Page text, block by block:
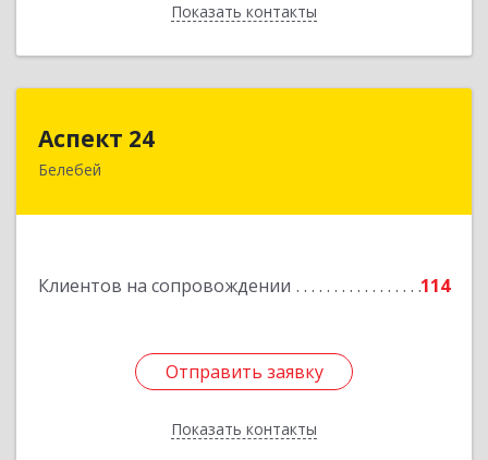
Показать контакты
Назад
Аспект 24
Белебей
Клиентов на сопровождении 114
Отправить заявку
Показать контакты
452000, Башкортостан Респ, Белебей г, им
Отправить заявку
Назад